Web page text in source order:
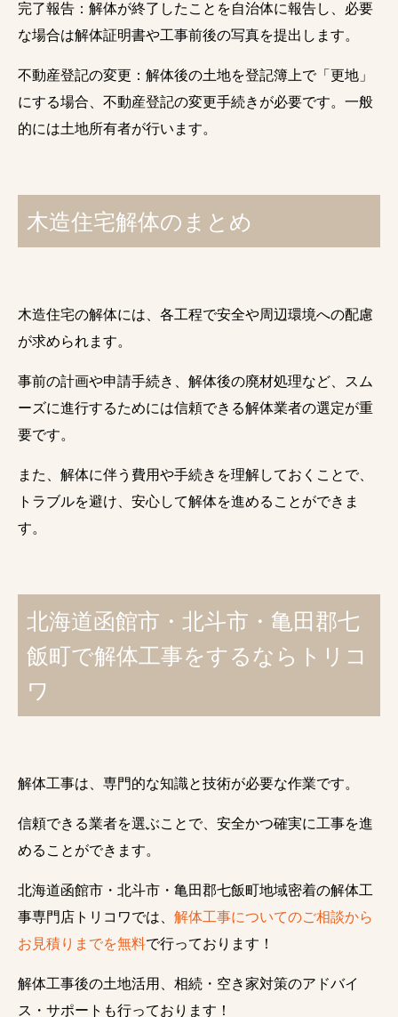
完了報告：解体が終了したことを自治体に報告し、必要
な場合は解体証明書や工事前後の写真を提出します。
不動産登記の変更：解体後の土地を登記簿上で「更地」
にする場合、不動産登記の変更手続きが必要です。一般
的には土地所有者が行います。
木造住宅解体のまとめ
木造住宅の解体には、各工程で安全や周辺環境への配慮
が求められます。
事前の計画や申請手続き、解体後の廃材処理など、スム
ーズに進行するためには信頼できる解体業者の選定が重
要です。
また、解体に伴う費用や手続きを理解しておくことで、
トラブルを避け、安心して解体を進めることができま
す。
北海道函館市・北斗市・亀田郡七
飯町で解体工事をするならトリコ
ワ
解体工事は、専門的な知識と技術が必要な作業です。
信頼できる業者を選ぶことで、安全かつ確実に工事を進
めることができます。
北海道函館市・北斗市・亀田郡七飯町地域密着の解体工
事専門店トリコワでは、 解体工事についてのご相談から
お見積りまでを無料で行っております！
解体工事後の土地活用、相続・空き家対策のアドバイ
ス・サポートも行っております！